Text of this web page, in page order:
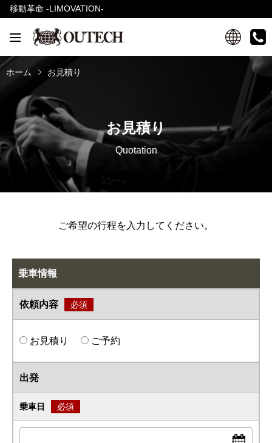
移動革命 -LIMOVATION-
ホーム お見積り
お見積り
Quotation
ご希望の行程を入力してください。
乗車情報
依頼内容 必須
お見積り ご予約
出発
乗車日 必須